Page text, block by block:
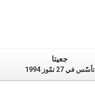
جعيتا
تأسّس في 27 تمّوز 1994